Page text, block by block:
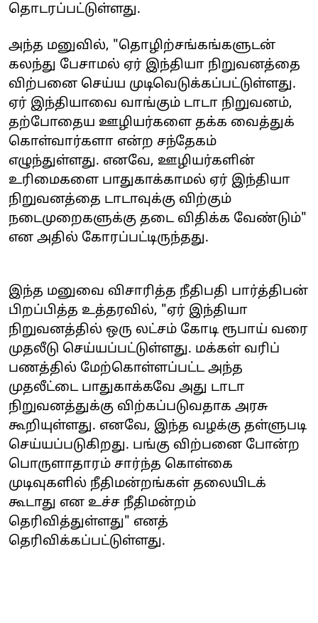
தொடரப்பட்டுள்ளது.
அந்த மனுவில், "தொழிற்சங்கங்களுடன்
கலந்து பேசாமல் ஏர் இந்தியா நிறுவனத்தை
விற்பனை செய்ய முடிவெடுக்கப்பட்டுள்ளது.
ஏர் இந்தியாவை வாங்கும் டாடா நிறுவனம்,
தற்போதைய ஊழியர்களை தக்க வைத்துக்
கொள்வார்களா என்ற சந்தேகம்
எழுந்துள்ளது. எனவே, ஊழியர்களின்
உரிமைகளை பாதுகாக்காமல் ஏர் இந்தியா
நிறுவனத்தை டாடாவுக்கு விற்கும்
நடைமுறைகளுக்கு தடை விதிக்க வேண்டும்"
என அதில் கோரப்பட்டிருந்தது.
இந்த மனுவை விசாரித்த நீதிபதி பார்த்திபன்
பிறப்பித்த உத்தரவில், "ஏர் இந்தியா
நிறுவனத்தில் ஒரு லட்சம் கோடி ரூபாய் வரை
முதலீடு செய்யப்பட்டுள்ளது. மக்கள் வரிப்
பணத்தில் மேற்கொள்ளப்பட்ட அந்த
முதலீட்டை பாதுகாக்கவே அது டாடா
நிறுவனத்துக்கு விற்கப்படுவதாக அரசு
கூறியுள்ளது. எனவே, இந்த வழக்கு தள்ளுபடி
செய்யப்படுகிறது. பங்கு விற்பனை போன்ற
பொருளாதாரம் சார்ந்த கொள்கை
முடிவுகளில் நீதிமன்றங்கள் தலையிடக்
கூடாது என உச்ச நீதிமன்றம்
தெரிவித்துள்ளது" எனத்
தெரிவிக்கப்பட்டுள்ளது.